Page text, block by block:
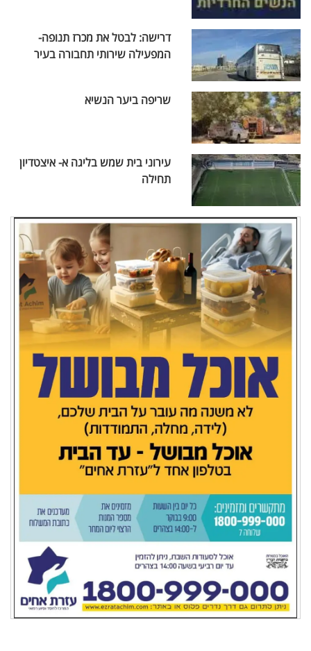
דרישה: לבטל את מכרז תנופה-
המפעילה שירותי תחבורה בעיר
שריפה ביער הנשיא
עירוני בית שמש בליגה א- איצטדיון
תחילה